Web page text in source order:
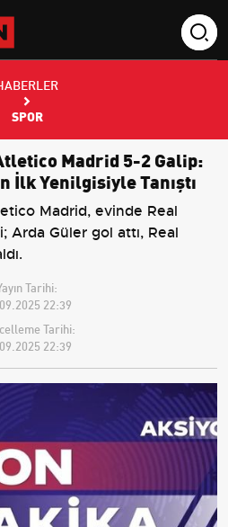
SPOR
Madrid 5-2 Galip:
İlk Yenilgisiyle Tanıştı
Madrid, evinde Real
Güler gol attı, Real
Tarihi:
22:39
Tarihi:
22:39